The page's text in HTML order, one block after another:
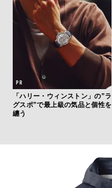
「ハリー・ウィンストン」の”ラ
グスポ”で最上級の気品と個性を
纏う